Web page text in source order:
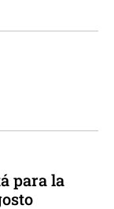
para la